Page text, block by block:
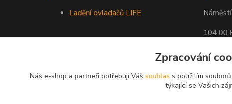
Ladění ovladačů LIFE
104 00
Zpracování
Náš e-shop a partneři potřebují Váš souhlas s použitím
týkající se Vašich